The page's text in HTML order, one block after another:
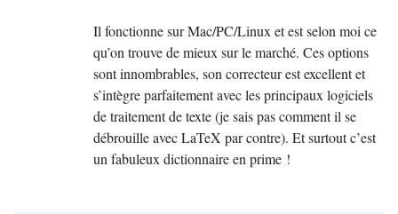
Il fonctionne sur Mac/PC/Linux et est selon moi ce
qu’on trouve de mieux sur le marché. Ces options
sont innombrables, son correcteur est excellent et
s’intègre parfaitement avec les principaux logiciels
de traitement de texte (je sais pas comment il se
débrouille avec LaTeX par contre). Et surtout c’est
un fabuleux dictionnaire en prime !